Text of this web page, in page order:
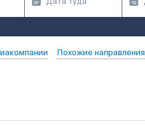
Похожие направления